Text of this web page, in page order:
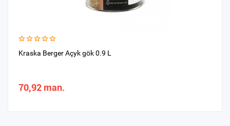
Kraska Berger Açyk gök 0.9 L
70,92 man.